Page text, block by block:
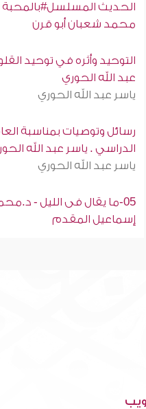
الحديث المسلسل#بالمحبة
محمد شعبان أبو قرن
التوحيد وأثره في توحيد
عبد الله الحوري
ياسر عبد الله الحوري
رسائل وتوصيات بمناسبة
الدراسي . ياسر عبد الله
ياسر عبد الله الحوري
05-ما يقال فى الليل -
إسماعيل المقدم